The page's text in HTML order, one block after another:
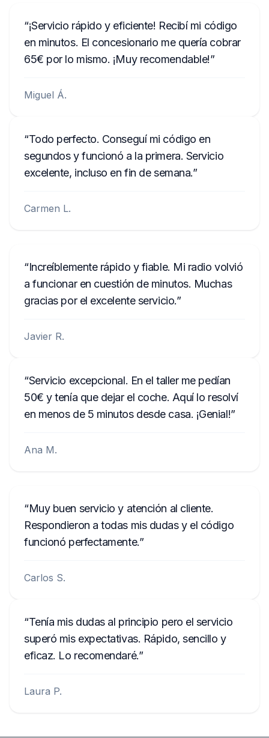
АЗС023142000100003534
1023R123456
FA0926T1200576
¡Servicio rápido y eficiente! Recibí mi código
en minutos. El concesionario me quería cobrar
65€ por lo mismo. ¡Muy recomendable!
Miguel Á.
Todo perfecto. Conseguí mi código en
segundos y funcionó a la primera. Servicio
excelente, incluso en fin de semana.
Carmen L.
Increíblemente rápido y fiable. Mi radio volvió
a funcionar en cuestión de minutos. Muchas
gracias por el excelente servicio.
Javier R.
Servicio excepcional. En el taller me pedían
50€ y tenía que dejar el coche. Aquí lo resolví
en menos de 5 minutos desde casa. ¡Genial!
Ana M.
Muy buen servicio y atención al cliente.
Respondieron a todas mis dudas y el código
funcionó perfectamente.
Carlos S.
Tenía mis dudas al principio pero el servicio
superó mis expectativas. Rápido, sencillo y
eficaz. Lo recomendaré.
Laura P.